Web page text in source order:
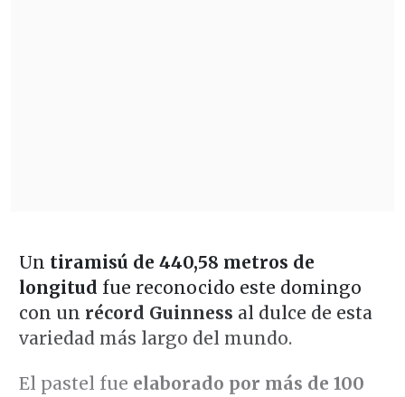
Un tiramisú de 440,58 metros de
longitud fue reconocido este domingo
con un récord Guinness al dulce de esta
variedad más largo del mundo.
El pastel fue elaborado por más de 100